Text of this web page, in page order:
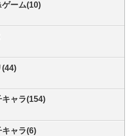
ーム(10)
(44)
キャラ(154)
キャラ(6)